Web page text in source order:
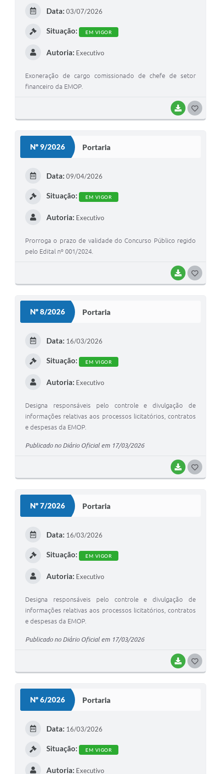
BAIXAR
Data: 03/07/2026
Situação: EM VIGOR
Autoria: Executivo
Exoneração de cargo comissionado de chefe de setor
financeiro da EMOP.
Nº 9/2026 Portaria
BAIXAR
Data: 09/04/2026
Situação: EM VIGOR
Autoria: Executivo
Prorroga o prazo de validade do Concurso Público regido
pelo Edital nº 001/2024.
Nº 8/2026 Portaria
BAIXAR
Data: 16/03/2026
Situação: EM VIGOR
Autoria: Executivo
Designa responsáveis pelo controle e divulgação de
informações relativas aos processos licitatórios, contratos
e despesas da EMOP.
Publicado no Diário Oficial em 17/03/2026
Nº 7/2026 Portaria
BAIXAR
Data: 16/03/2026
Situação: EM VIGOR
Autoria: Executivo
Designa responsáveis pelo controle e divulgação de
informações relativas aos processos licitatórios, contratos
e despesas da EMOP.
Publicado no Diário Oficial em 17/03/2026
Nº 6/2026 Portaria
Data: 16/03/2026
Situação: EM VIGOR
Autoria: Executivo